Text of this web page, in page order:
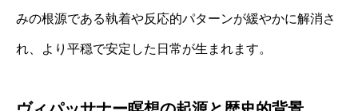
みの根源である執着や反応的パターンが緩やかに解消さ
れ、より平穏で安定した日常が生まれます。